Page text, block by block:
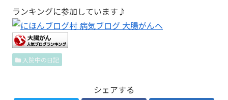
ランキングに参加しています♪
入院中の日記
シェアする